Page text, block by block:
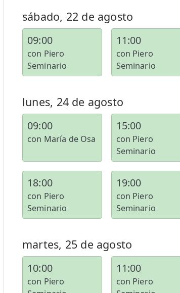
sábado, 22 de agosto
09:00
con Piero
Seminario
11:00
con Piero
Seminario
lunes, 24 de agosto
09:00
con María de Osa
15:00
con Piero
Seminario
18:00
con Piero
Seminario
19:00
con Piero
Seminario
martes, 25 de agosto
10:00
con Piero
11:00
con Piero